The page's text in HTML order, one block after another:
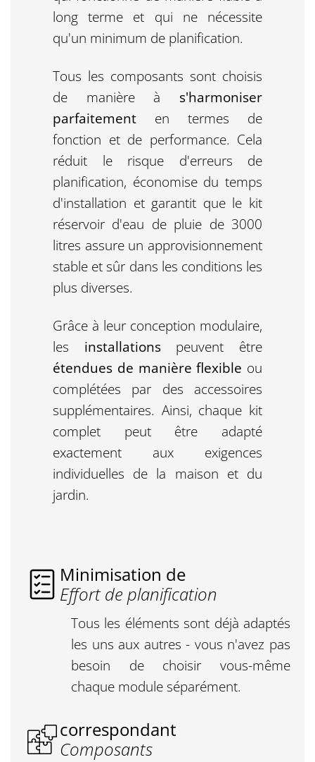
long terme et qui ne nécessite
qu'un minimum de planification.
Tous les composants sont choisis
de manière à s'harmoniser
parfaitement en termes de
fonction et de performance. Cela
réduit le risque d'erreurs de
planification, économise du temps
d'installation et garantit que le kit
réservoir d'eau de pluie de 3000
litres assure un approvisionnement
stable et sûr dans les conditions les
plus diverses.
Grâce à leur conception modulaire,
les installationspeuvent être
étendues de manière flexible ou
complétées par des accessoires
supplémentaires. Ainsi, chaque kit
complet peut être adapté
exactement aux exigences
individuelles de la maison et du
jardin.
Minimisation de
Effort de planification
Tous les éléments sont déjà adaptés
les uns aux autres - vous n'avez pas
besoin de choisir vous-même
chaque module séparément.
correspondant
Composants